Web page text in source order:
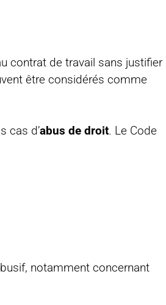
contrat de travail sans justifier
être considérés comme
cas d’abus de droit. Le Code
notamment concernant